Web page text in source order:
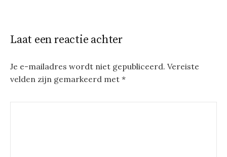
Laat een reactie achter
Je e-mailadres wordt niet gepubliceerd. Vereiste
velden zijn gemarkeerd met *